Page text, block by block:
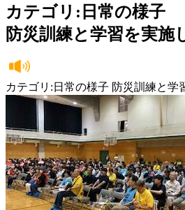
カテゴリ:日常の様子
防災訓練と学習を実施
カテゴリ:日常の様子 防災訓練と学